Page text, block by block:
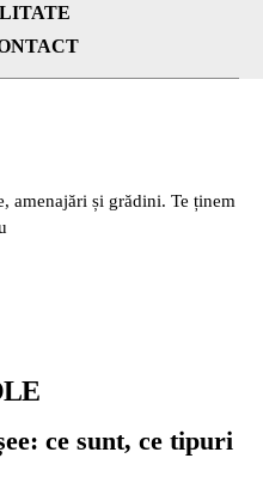
amenajări și grădini. Te ținem
ce sunt, ce tipuri